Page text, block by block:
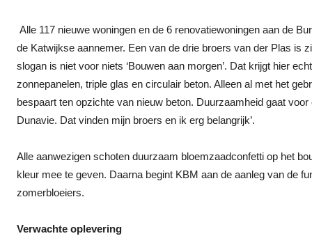
Alle 117 nieuwe woningen en de 6 renovatiewoningen aan de
de Katwijkse aannemer. Een van de drie broers van der Plas is
slogan is niet voor niets ‘Bouwen aan morgen’. Dat krijgt hier
zonnepanelen, triple glas en circulair beton. Alleen al met het
bespaart ten opzichte van nieuw beton. Duurzaamheid gaat
Dunavie. Dat vinden mijn broers en ik erg belangrijk’.
Alle aanwezigen schoten duurzaam bloemzaadconfetti op het
kleur mee te geven. Daarna begint KBM aan de aanleg van de
zomerbloeiers.
Verwachte oplevering